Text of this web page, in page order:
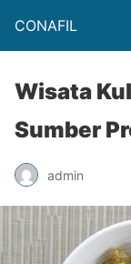
CONAFIL
Wisata
Sumber
admin